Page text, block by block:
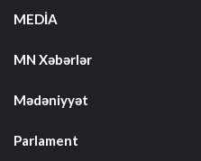
MEDİA
MN Xəbərlər
Mədəniyyət
Parlament